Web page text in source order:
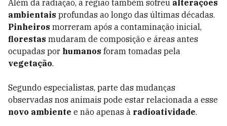
Além da radiação, a região também sofreu alterações
ambientais profundas ao longo das últimas décadas.
Pinheiros morreram após a contaminação inicial,
florestas mudaram de composição e áreas antes
ocupadas por humanos foram tomadas pela
vegetação.
Segundo especialistas, parte das mudanças
observadas nos animais pode estar relacionada a esse
novo ambiente e não apenas à radioatividade.